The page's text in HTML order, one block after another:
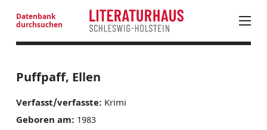
Puffpaff, Ellen
Verfasst/verfasste: Krimi
Geboren am: 1983
Datenbank
durchsuchen
LITERATURANGEBOTE JUNGES PUBLIKUM
NEUE PROSA AUS SH